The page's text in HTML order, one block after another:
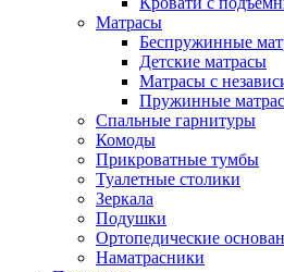
Матрасы
Беспружинные
Детские матрасы
Матрасы с
Пружинные
Спальные гарнитуры
Комоды
Прикроватные тумбы
Туалетные столики
Зеркала
Подушки
Ортопедические
Наматрасники